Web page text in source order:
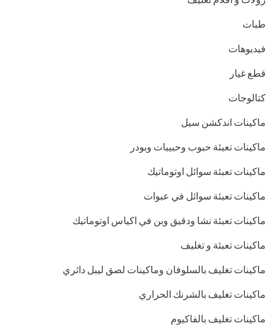
طبات
فيديوهات
قطع غيار
كتالوجات
ماكينات اندكشن سيل
ماكينات تعبئة حبوب وحبيبات وبودر
ماكينات تعبئة سوائل اوتوماتيك
ماكينات تعبئة سوائل في عبوات
ماكينات تعبئة نشا ودقيق وبن في اكياس اوتوماتيك
ماكينات تعبئة و تغليف
ماكينات تغليف بالسلوفان وماكينات لصق ليبل دائري
ماكينات تغليف بالشرنك الحراري
ماكينات تغليف بالفاكيوم